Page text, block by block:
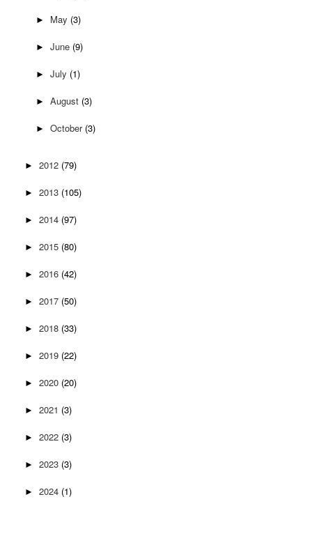
► May (3)
► June (9)
► July (1)
► August (3)
► October (3)
► 2012 (79)
► 2013 (105)
► 2014 (97)
► 2015 (80)
► 2016 (42)
► 2017 (50)
► 2018 (33)
► 2019 (22)
► 2020 (20)
► 2021 (3)
► 2022 (3)
► 2023 (3)
► 2024 (1)